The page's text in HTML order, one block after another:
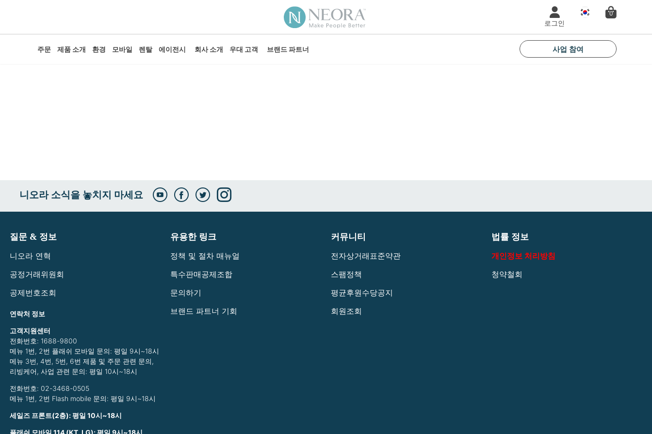
로그인
국
0
주문 제품 소개 환경 모바일 렌탈 에이전시 회사 소개 우대 고객 브랜드 파트너 사업 참여
니오라 소식을 놓치지 마세요
질문 & 정보
니오라 연혁
공정거래위원회
공제번호조회
연락처 정보
고객지원센터
전화번호: 1688-9800
메뉴 1번, 2번 플래쉬 모바일 문의: 평일 9시~18시
메뉴 3번, 4번, 5번, 6번 제품 및 주문 관련 문의,
리빙케어, 사업 관련 문의: 평일 10시~18시
전화번호: 02-3468-0505
메뉴 1번, 2번 Flash mobile 문의: 평일 9시~18시
세일즈 프론트(2층): 평일 10시~18시
플래쉬 모바일 114 (KT, LG): 평일 9시~18시
유용한 링크
정책 및 절차 매뉴얼
특수판매공제조합
문의하기
브랜드 파트너 기회
커뮤니티
전자상거래표준약관
스팸정책
평균후원수당공지
회원조회
법률 정보
개인정보 처리방침
청약철회